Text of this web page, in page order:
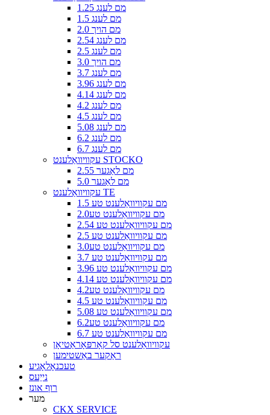
1.25 מם לענג
1.5 מם לענג
2.0 מם הויך
2.54 מם לענג
2.5 מם לענג
3.0 מם הויך
3.7 מם לענג
3.96 מם לענג
4.14 מם לענג
4.2 מם לענג
4.5 מם לענג
5.08 מם לענג
6.2 מם לענג
6.7 מם לענג
עקוויוואַלענט STOCKO
2.55 מם לאַגער
5.0 מם לאַגער
עקוויוואַלענט TE
1.5 מם עקוויוואַלענט טע
2.0מם עקוויוואַלענט טע
2.54 מם עקוויוואַלענט טע
2.5 מם עקוויוואַלענט טע
3.0מם עקוויוואַלענט טע
3.7 מם עקוויוואַלענט טע
3.96 מם עקוויוואַלענט טע
4.14 מם עקוויוואַלענט טע
4.2מם עקוויוואַלענט טע
4.5 מם עקוויוואַלענט טע
5.08 מם עקוויוואַלענט טע
6.2מם עקוויוואַלענט טע
6.7 מם עקוויוואַלענט טע
עקוויוואַלענט סל קאָרפּאָראַטיאָן
ראַקער באַשטימען
טעכנאָלאָגיע
נייַעס
רוף אונז
מער
CKX SERVICE